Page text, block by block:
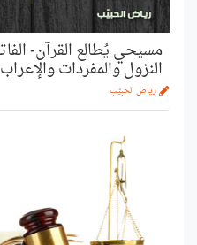
النزول والمفردات والإعراب
رياض الحبيّب